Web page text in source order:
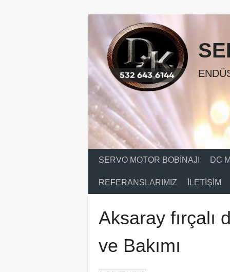
SERVO MOTOR BOBINAJI DC
REFERANSLARIMIZ İLETIŞIM
Aksaray fırçalı
ve Bakımı